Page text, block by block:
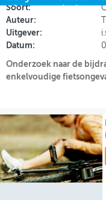
BIJEENKOMSTEN
INLOGGEN
characteristics
Soort:
Auteur:
Uitgever:
Datum:
Onderzoek naar de
enkelvoudige